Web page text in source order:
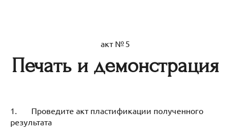
акт № 5
Печать и демонстрация
1. Проведите акт пластификации полученного
результата